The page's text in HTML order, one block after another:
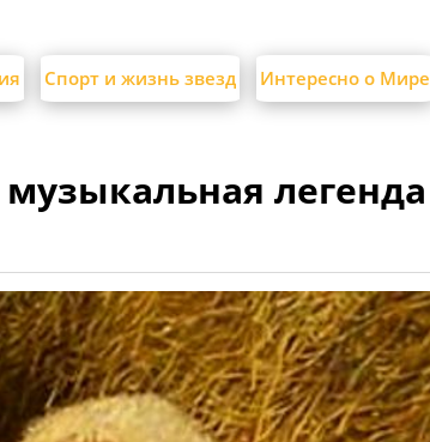
Спорт и жизнь звезд Интересно о Мире
легенда